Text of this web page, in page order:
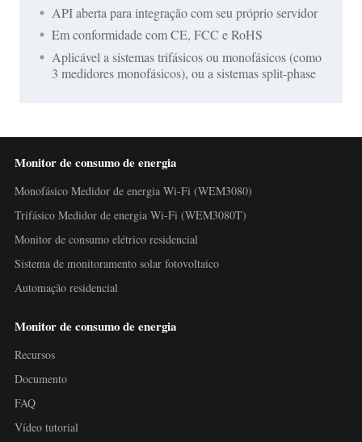
API aberta para integração com seu próprio servidor
Em conformidade com CE, FCC e RoHS
Aplicável a sistemas trifásicos ou monofásicos (como
3 medidores monofásicos), ou a sistemas split-phase
Monitor de consumo de energia
Monofásico Medidor de energia Wi-Fi (WEM3080)
Trifásico Medidor de energia Wi-Fi (WEM3080T)
Monitor de consumo elétrico residencial
Sistema de monitoramento solar fotovoltaico
Automação residencial
Monitor de consumo de energia
Recursos
Documento
FAQ
Vídeo tutorial